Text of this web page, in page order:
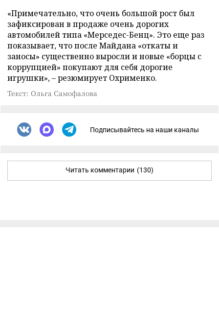
«Примечательно, что очень большой рост был
зафиксирован в продаже очень дорогих
автомобилей типа «Мерседес-Бенц». Это еще раз
показывает, что после Майдана «откаты и
заносы» существенно выросли и новые «борцы с
коррупцией» покупают для себя дорогие
игрушки», – резюмирует Охрименко.
Текст: Ольга Самофалова
Подписывайтесь на наши каналы
Читать комментарии (130)